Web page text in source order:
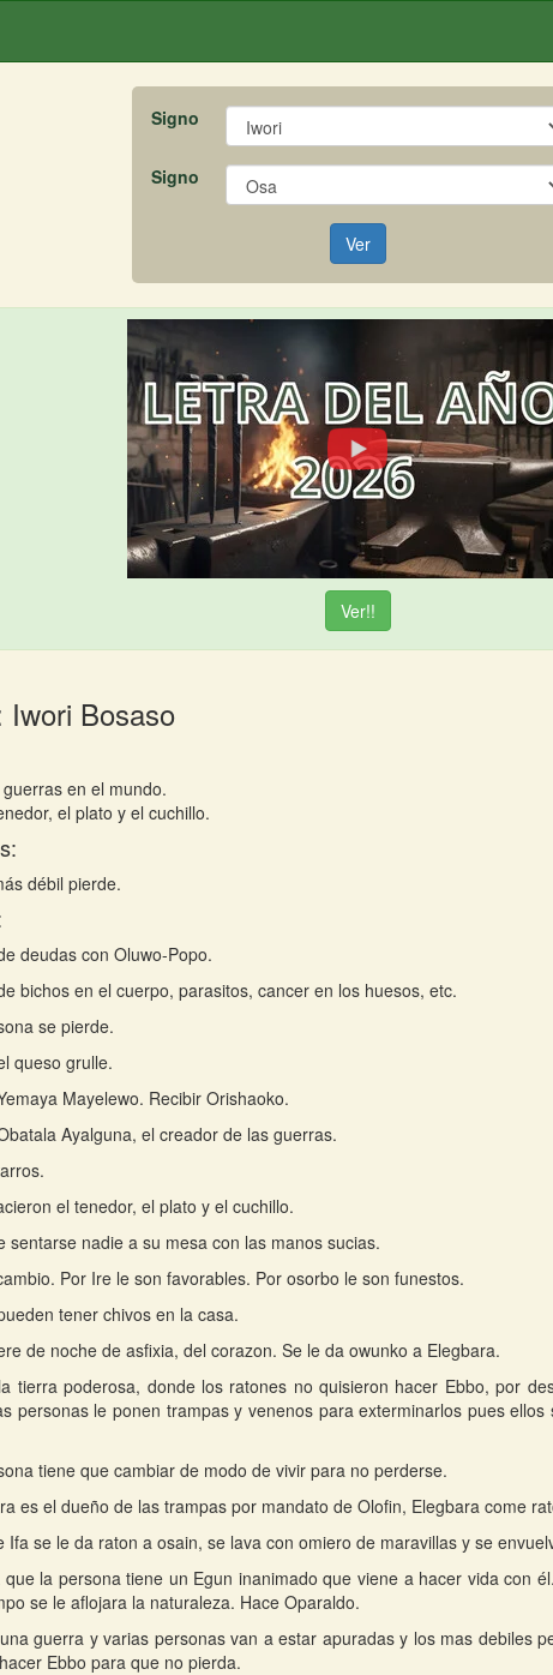
Signo
Signo
Ver
Ver!!
Iwori Bosaso
guerras en el mundo.
el plato y el cuchillo.
débil pierde.
deudas con Oluwo-Popo.
bichos en el cuerpo, parasitos, cancer en los huesos, etc.
se pierde.
queso grulle.
Mayelewo. Recibir Orishaoko.
Ayalguna, el creador de las guerras.
el tenedor, el plato y el cuchillo.
sentarse nadie a su mesa con las manos sucias.
Por Ire le son favorables. Por osorbo le son funestos.
tener chivos en la casa.
de noche de asfixia, del corazon. Se le da owunko a Elegbara.
tierra poderosa, donde los ratones no quisieron hacer Ebbo, por
personas le ponen trampas y venenos para exterminarlos pues
tiene que cambiar de modo de vivir para no perderse.
es el dueño de las trampas por mandato de Olofin, Elegbara come
Ifa se le da raton a osain, se lava con omiero de maravillas y se
que la persona tiene un Egun inanimado que viene a hacer vida con
se le aflojara la naturaleza. Hace Oparaldo.
guerra y varias personas van a estar apuradas y los mas debiles
Ebbo para que no pierda.